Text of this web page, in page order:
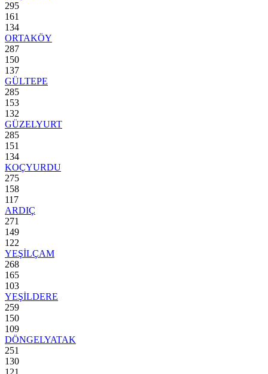
295
161
134
ORTAKÖY
287
150
137
GÜLTEPE
285
153
132
GÜZELYURT
285
151
134
KOÇYURDU
275
158
117
ARDIÇ
271
149
122
YEŞİLÇAM
268
165
103
YEŞİLDERE
259
150
109
DÖNGELYATAK
251
130
121